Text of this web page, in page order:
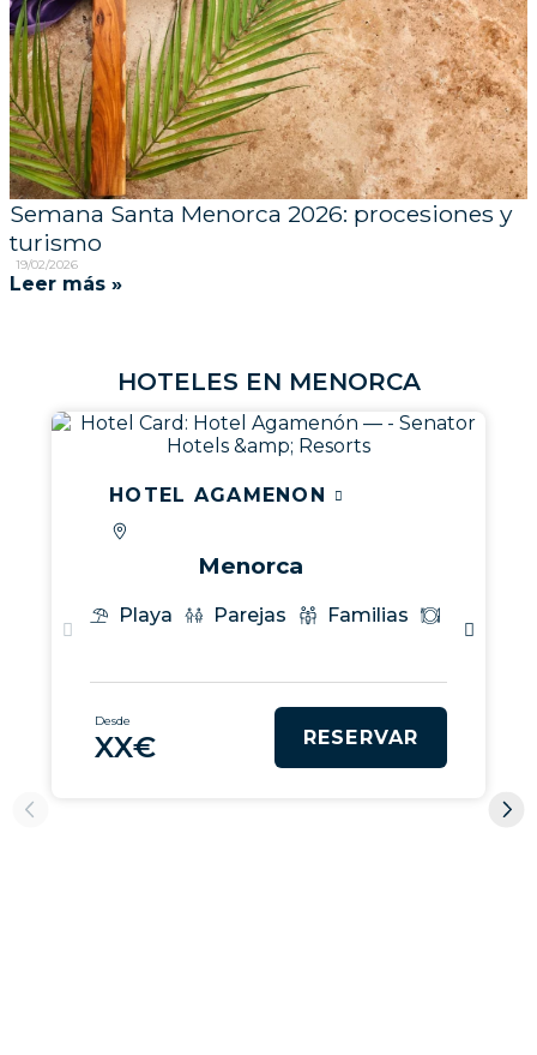
Semana Santa Menorca 2026: procesiones y
turismo
19/02/2026
Leer más »
HOTELES EN MENORCA
HOTEL AGAMENON
Menorca
Playa Parejas Familias
Desde
XX€ RESERVAR